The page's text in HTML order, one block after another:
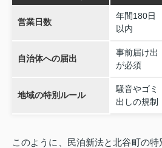
営業日数
年間180日
以内
自治体への届出
事前届け出
が必須
地域の特別ルール
騒音やゴミ
出しの規制
このように、民泊新法と北谷町の